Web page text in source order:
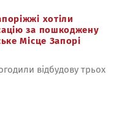
хотіли
за пошкоджену
Місце Запорі
відбудову трьох